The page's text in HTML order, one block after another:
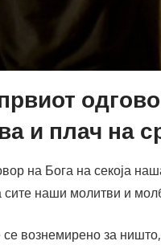
и плач на
на Бога на секоја
сите наши молитви и
се вознемирено за